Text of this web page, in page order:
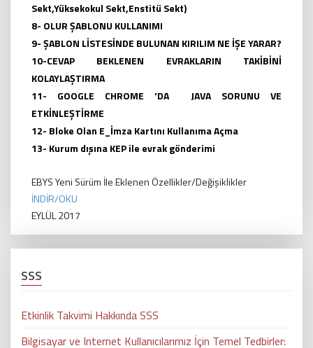
Sekt,Yüksekokul Sekt,Enstitü Sekt)
8- OLUR ŞABLONU KULLANIMI
9-ŞABLON LİSTESİNDE BULUNAN KIRILIM NE İŞE YARAR?
10-CEVAP BEKLENEN EVRAKLARIN TAKİBİNİ
KOLAYLAŞTIRMA
11- GOOGLE CHROME 'DA JAVA SORUNU VE
ETKİNLEŞTİRME
12- Bloke Olan E_İmza Kartını Kullanıma Açma
13- Kurum dışına KEP ile evrak gönderimi
EBYS Yeni Sürüm İle Eklenen Özellikler/Değişiklikler
İNDİR/OKU
EYLÜL 2017
SSS
Etkinlik Takvimi Hakkında SSS
Bilgisayar ve Internet Kullanıcılarımız İçin Temel Tedbirler: